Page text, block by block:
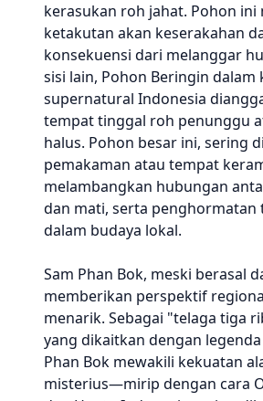
kerasukan roh jahat. Pohon ini
ketakutan akan keserakahan
konsekuensi dari melanggar
sisi lain, Pohon Beringin dalam
supernatural Indonesia
tempat tinggal roh penunggu
halus. Pohon besar ini, sering
pemakaman atau tempat
melambangkan hubungan
dan mati, serta penghormatan
dalam budaya lokal.
Sam Phan Bok, meski berasal
memberikan perspektif
menarik. Sebagai "telaga tiga
yang dikaitkan dengan legenda
Phan Bok mewakili kekuatan
misterius—mirip dengan cara